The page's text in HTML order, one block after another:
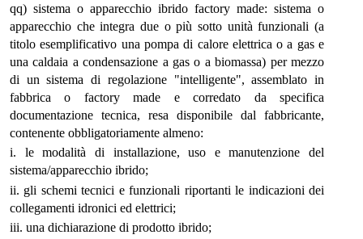
qq) sistema o apparecchio ibrido factory made: sistema o
apparecchio che integra due o più sotto unità funzionali (a
titolo esemplificativo una pompa di calore elettrica o a gas e
una caldaia a condensazione a gas o a biomassa) per mezzo
di un sistema di regolazione "intelligente", assemblato in
fabbrica o factory made e corredato da specifica
documentazione tecnica, resa disponibile dal fabbricante,
contenente obbligatoriamente almeno:
i. le modalità di installazione, uso e manutenzione del
sistema/apparecchio ibrido;
ii. gli schemi tecnici e funzionali riportanti le indicazioni dei
collegamenti idronici ed elettrici;
iii. una dichiarazione di prodotto ibrido;